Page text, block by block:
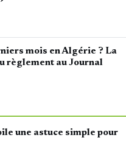
mois en Algérie ? La
règlement au Journal
une astuce simple pour